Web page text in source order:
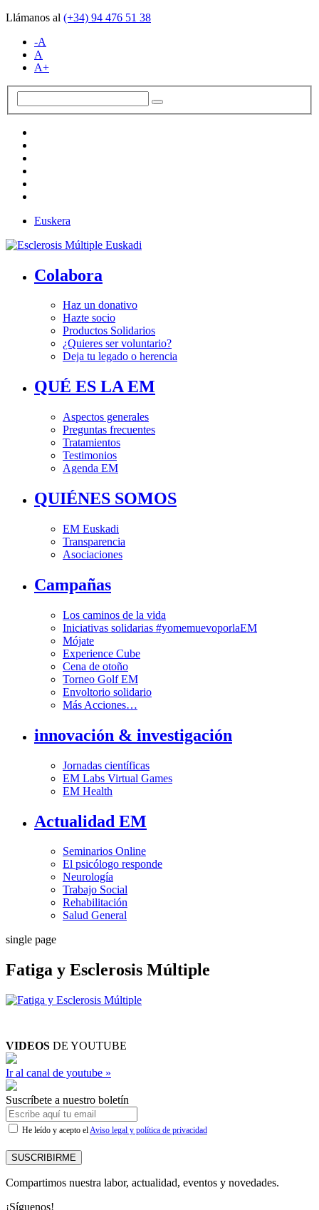
Llámanos al (+34) 94 476 51 38
-A
A
A+
Euskera
Colabora
Haz un donativo
Hazte socio
Productos Solidarios
¿Quieres ser voluntario?
Deja tu legado o herencia
QUÉ ES LA EM
Aspectos generales
Preguntas frecuentes
Tratamientos
Testimonios
Agenda EM
QUIÉNES SOMOS
EM Euskadi
Transparencia
Asociaciones
Campañas
Los caminos de la vida
Iniciativas solidarias #yomemuevoporlaEM
Mójate
Experience Cube
Cena de otoño
Torneo Golf EM
Envoltorio solidario
Más Acciones…
innovación & investigación
Jornadas científicas
EM Labs Virtual Games
EM Health
Actualidad EM
Seminarios Online
El psicólogo responde
Neurología
Trabajo Social
Rehabilitación
Salud General
single page
Fatiga y Esclerosis Múltiple
VIDEOS DE YOUTUBE
Ir al canal de youtube »
Suscríbete a nuestro boletín
He leído y acepto elAviso legal y política de privacidad
SUSCRIBIRME
Compartimos nuestra labor, actualidad, eventos y novedades.
¡Síguenos!